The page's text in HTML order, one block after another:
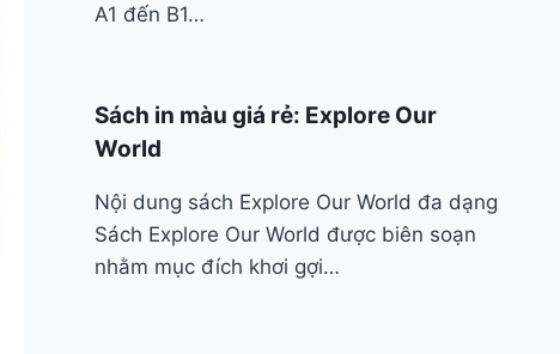
A1 đến B1…
Sách in màu giá rẻ: Explore Our
World
Nội dung sách Explore Our World đa dạng
Sách Explore Our World được biên soạn
nhằm mục đích khơi gợi…